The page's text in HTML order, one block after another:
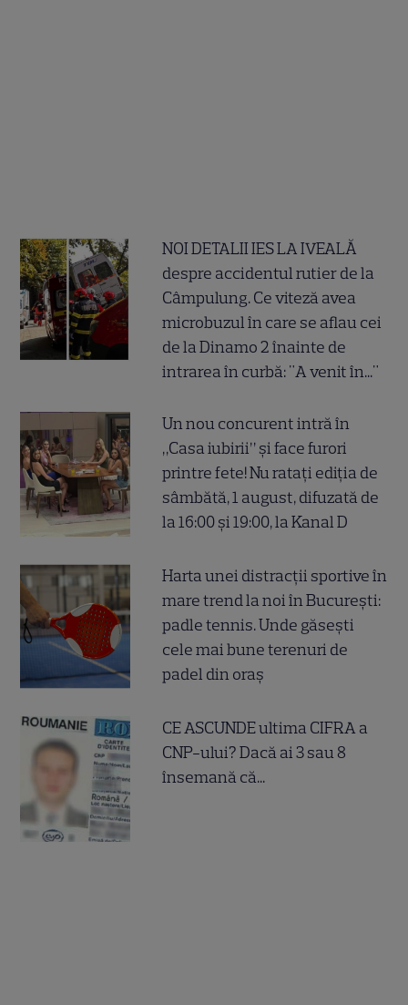
NOI DETALII IES LA IVEALĂ
despre accidentul rutier de la
Câmpulung. Ce viteză avea
microbuzul în care se aflau cei
de la Dinamo 2 înainte de
intrarea în curbă: "A venit în..."
Un nou concurent intră în
„Casa iubirii” și face furori
printre fete! Nu ratați ediția de
sâmbătă, 1 august, difuzată de
la 16:00 și 19:00, la Kanal D
Harta unei distracții sportive în
mare trend la noi în București:
padle tennis. Unde găsești
cele mai bune terenuri de
padel din oraș
CE ASCUNDE ultima CIFRA a
CNP-ului? Dacă ai 3 sau 8
însemană că...